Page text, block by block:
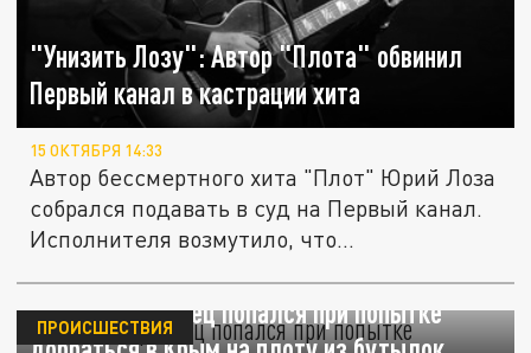
"Унизить Лозу": Автор "Плота" обвинил
Первый канал в кастрации хита
15 ОКТЯБРЯ 14:33
Автор бессмертного хита "Плот" Юрий Лоза
собрался подавать в суд на Первый канал.
Исполнителя возмутило, что...
Бывший украинец попался при попытке
ПРОИСШЕСТВИЯ